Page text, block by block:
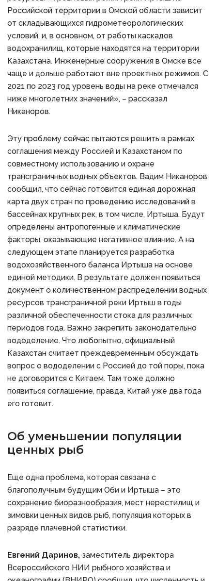
Российской территории в Омской области зависит
от складывающихся гидрометеорологических
условий, и, в основном, от работы каскадов
водохранилищ, которые находятся на территории
Казахстана. Инженерные сооружения в Омске все
чаще и дольше работают вне проектных режимов. С
2021 по 2023 год уровень воды на реке отмечался
ниже многолетних значений», – рассказал
Никаноров.
Эту проблему сейчас пытаются решить в рамках
соглашения между Россией и Казахстаном по
совместному использованию и охране
трансграничных водных объектов. Вадим Никаноров
сообщил, что сейчас готовится единая дорожная
карта двух стран по проведению исследований в
бассейнах крупных рек, в том числе, Иртыша. Будут
определены антропогенные и климатические
факторы, оказывающие негативное влияние. А на
следующем этапе планируется разработка
водохозяйственного баланса Иртыша на основе
единой методики. В результате должен появиться
документ о количественном распределении водных
ресурсов трансграничной реки Иртыш в годы
различной обеспеченности стока для различных
периодов года. Важно закрепить законодательно
вододеление. Что любопытно, официальный
Казахстан считает преждевременным обсуждать
вопрос о вододелении с Россией до той поры, пока
не договорится с Китаем. Там тоже должно
появиться соглашение, правда, Китай уже два года
его готовит.
Об уменьшении популяции
ценных рыб
Еще одна проблема, которая связана с
благополучным будущим Оби и Иртыша – это
сохранение биоразнообразия, мест нерестилищ и
зимовки ценных видов рыб, популяция которых в
разряде плачевной статистики.
Евгений Даринов, заместитель директора
Всероссийского НИИ рыбного хозяйства и